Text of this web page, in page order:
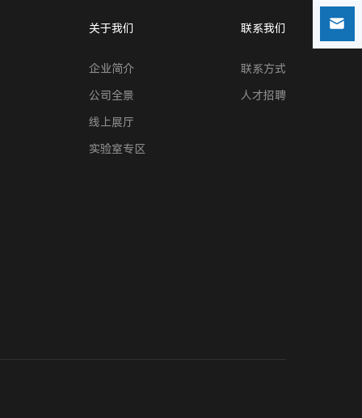
关于我们
企业简介
公司全景
线上展厅
实验室专区
联系我们
联系方式
人才招聘